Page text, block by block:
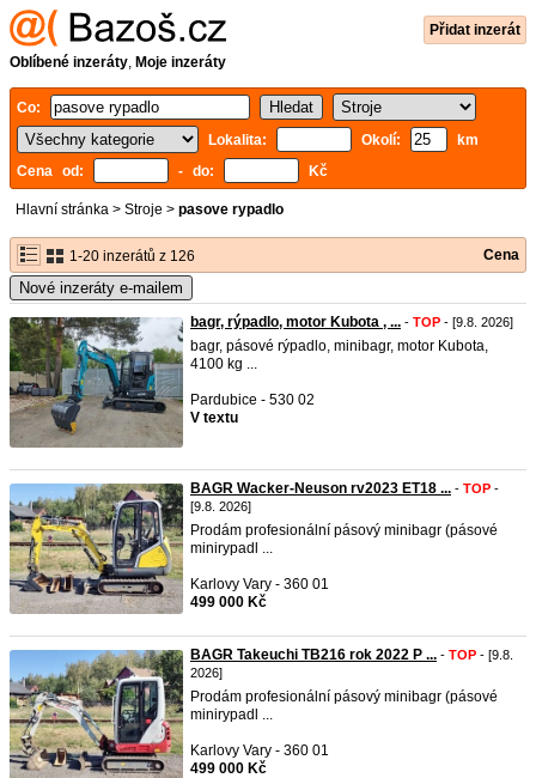
Přidat inzerát
Oblíbené inzeráty, Moje inzeráty
Co:
Lokalita:
Okolí:
km
Cena od:
- do: Kč
Hlavní stránka > Stroje > pasove rypadlo
1-20 inzerátů z 126 Cena
Nové inzeráty e-mailem
bagr, rýpadlo, motor Kubota , ... - TOP - [9.8. 2026]
bagr, pásové rýpadlo, minibagr, motor Kubota,
4100 kg ...
Pardubice - 530 02
V textu
BAGR Wacker-Neuson rv2023 ET18 ... - TOP -
[9.8. 2026]
Prodám profesionální pásový minibagr (pásové
minirypadl ...
Karlovy Vary - 360 01
499 000 Kč
BAGR Takeuchi TB216 rok 2022 P ... - TOP - [9.8.
2026]
Prodám profesionální pásový minibagr (pásové
minirypadl ...
Karlovy Vary - 360 01
499 000 Kč